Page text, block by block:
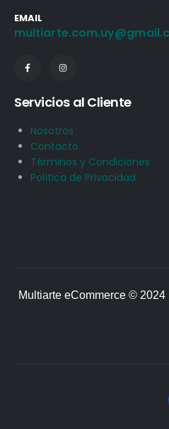
EMAIL
Servicios al Cliente
Nosotros
Contacto
Términos y Condiciones
Política de Privacidad
Multiarte eCommerce © 2024 |